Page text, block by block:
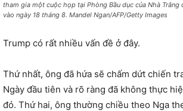
tham gia một cuộc họp tại Phòng Bầu dục của Nhà Trắng
vào ngày 18 tháng 8. Mandel Ngan/AFP/Getty Images
Trump có rất nhiều vấn đề ở đây.
Thứ nhất, ông đã hứa sẽ chấm dứt chiến
Ngày đầu tiên và rõ ràng đã không thực
đó. Thứ hai, ông thường chiều theo Nga